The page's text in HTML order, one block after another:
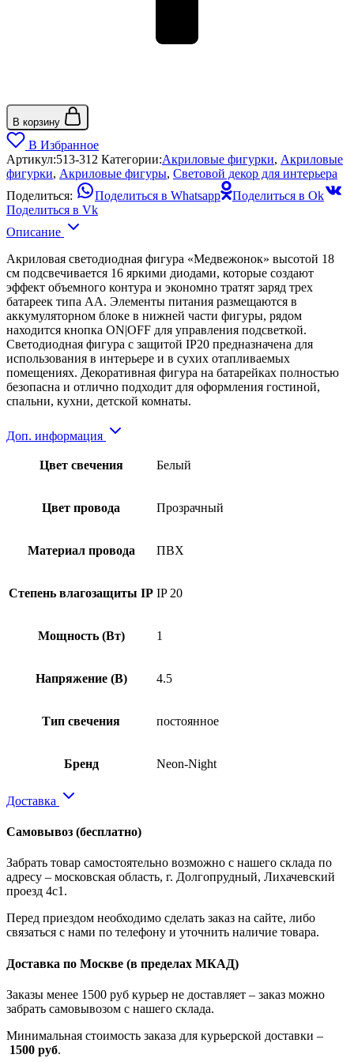
В корзину
В Избранное
Артикул:513-312 Категории:Акриловые фигурки, Акриловые
фигурки, Акриловые фигуры, Световой декор для интерьера
Поделиться:
Поделиться в Whatsapp
Поделиться в Ok
Поделиться в Vk
Описание
Акриловая светодиодная фигура «Медвежонок» высотой 18
см подсвечивается 16 яркими диодами, которые создают
эффект объемного контура и экономно тратят заряд трех
батареек типа АА. Элементы питания размещаются в
аккумуляторном блоке в нижней части фигуры, рядом
находится кнопка ON|OFF для управления подсветкой.
Светодиодная фигура с защитой IP20 предназначена для
использования в интерьере и в сухих отапливаемых
помещениях. Декоративная фигура на батарейках полностью
безопасна и отлично подходит для оформления гостиной,
спальни, кухни, детской комнаты.
Доп. информация
Цвет свечения Белый
Цвет провода Прозрачный
Материал провода ПВХ
Степень влагозащиты IP IP 20
Мощность (Вт) 1
Напряжение (В) 4.5
Тип свечения постоянное
Бренд Neon-Night
Доставка
Самовывоз (бесплатно)
Забрать товар самостоятельно возможно с нашего склада по
адресу – московская область, г. Долгопрудный, Лихачевский
проезд 4с1.
Перед приездом необходимо сделать заказ на сайте, либо
связаться с нами по телефону и уточнить наличие товара.
Доставка по Москве (в пределах МКАД)
Заказы менее 1500 руб курьер не доставляет – заказ можно
забрать самовывозом с нашего склада.
Минимальная стоимость заказа для курьерской доставки –
1500 руб.